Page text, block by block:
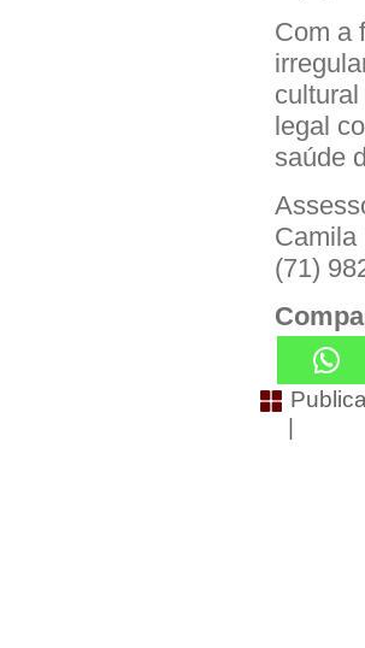
Com a
legal
saúde
Camila
(71)
|